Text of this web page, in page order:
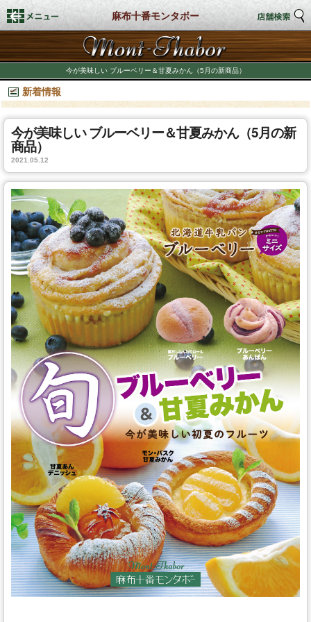
麻布十番モンタボー
今が美味しい ブルーベリー＆甘夏みかん（5月の新商品）
新着情報
今が美味しい ブルーベリー＆甘夏みかん（5月の新
商品）
2021.05.12
トップページ
店舗検索
新着情報
商品情報
期間限定商品
店舗スタイル
私たちのこだわり
商品づくり
スタッフの心得
銘水食パン 吟屋久島
パンと合うおすすめ料理!!
モンタボー公式ショップ
会社情報
採用情報
本社 〒103-0024
東京都中央区日本橋小舟町7番2号
TEL 03-3662-2582(代表)
Copyright (C) SWEET STYLE Co.,Ltd. All